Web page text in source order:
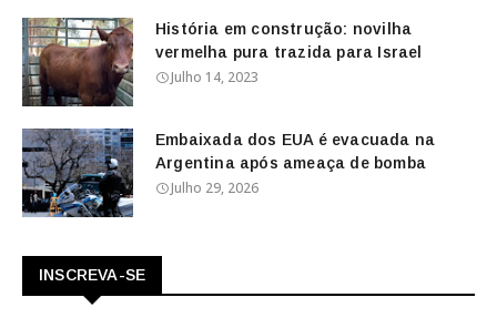
História em construção: novilha
vermelha pura trazida para Israel
Julho 14, 2023
Embaixada dos EUA é evacuada na
Argentina após ameaça de bomba
Julho 29, 2026
INSCREVA-SE